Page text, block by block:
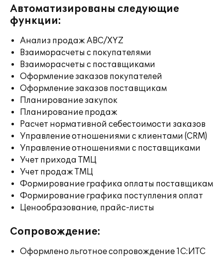
Автоматизированы следующие
функции:
Анализ продаж ABC/XYZ
Взаиморасчеты с покупателями
Взаиморасчеты с поставщиками
Оформление заказов покупателей
Оформление заказов поставщикам
Планирование закупок
Планирование продаж
Расчет нормативной себестоимости заказов
Управление отношениями с клиентами (CRM)
Управление отношениями с поставщиками
Учет прихода ТМЦ
Учет продаж ТМЦ
Формирование графика оплаты поставщикам
Формирование графика поступления оплат
Ценообразование, прайс-листы
Сопровождение:
Оформлено льготное сопровождение 1С:ИТС